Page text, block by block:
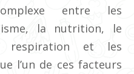
entre les
la nutrition, le
respiration et les
l’un de ces facteurs